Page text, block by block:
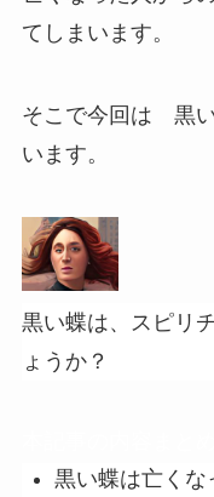
てしまいます。
そこで今回は 黒
います。
黒い蝶は、スピリ
ょうか？
黒い蝶は亡く